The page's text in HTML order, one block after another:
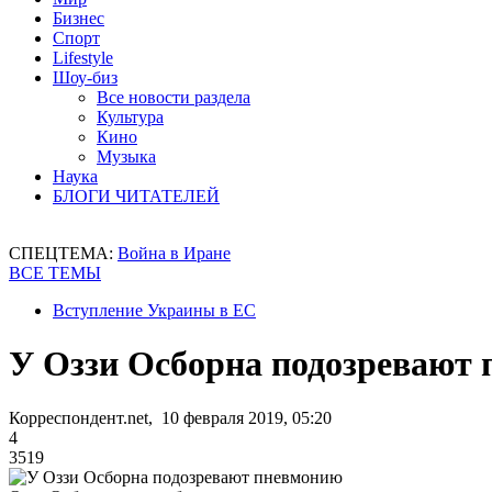
Бизнес
Спорт
Lifestyle
Шоу-биз
Все новости раздела
Культура
Кино
Музыка
Наука
БЛОГИ ЧИТАТЕЛЕЙ
СПЕЦТЕМА: Война в Иране
ВСЕ ТЕМЫ
Вступление Украины в ЕС
​У Оззи Осборна подозревают
Корреспондент.net, 10 февраля 2019, 05:20
4
3519